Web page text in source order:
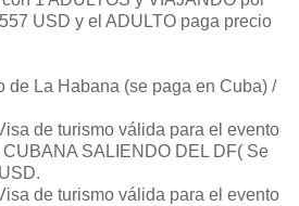
USD y el ADULTO paga precio
de La Habana (se paga en Cuba) /
de turismo válida para el evento
SALIENDO DEL DF( Se
de turismo válida para el evento